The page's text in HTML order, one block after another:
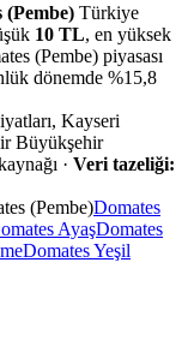
(Pembe) Türkiye
10 TL, en yüksek
(Pembe) piyasası
dönemde %15,8
Kayseri
Büyükşehir
· Veri tazeliği:
(Pembe)Domates
AyaşDomates
Domates Yeşil